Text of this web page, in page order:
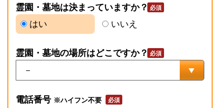
霊園・墓地は決まっていますか？
はい
いいえ
霊園・墓地の場所はどこですか？
電話番号 ※ハイフン不要